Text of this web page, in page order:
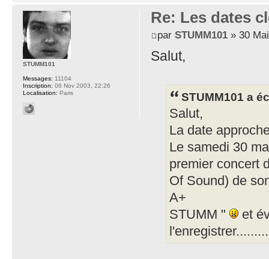
Re: Les dates
par STUMM101» 30
Salut,
STUMM101 a
Salut,
La date
Le samedi 30
premier concert
Of Sound) de
A+
STUMM "
et
STUMM101
Messages: 11104
Inscription: 06 Nov 2003, 22:26
Localisation: Paris